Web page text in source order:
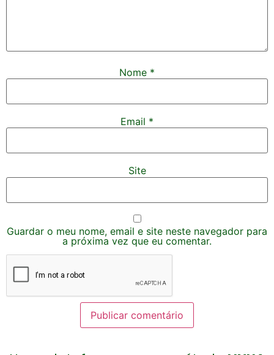
Nome *
Email *
Site
Guardar o meu nome, email e site neste navegador para
a próxima vez que eu comentar.